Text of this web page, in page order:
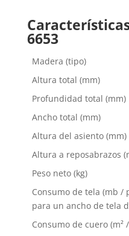
6653
Madera (tipo)
Altura total (mm)
Profundidad total (mm)
Ancho total (mm)
Altura del asiento (mm)
Altura a reposabrazos
Peso neto (kg)
Consumo de tela (mb /
para un ancho de tela
Consumo de cuero (m²